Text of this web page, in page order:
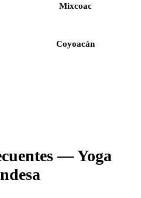
Mixcoac
Coyoacán
— Yoga